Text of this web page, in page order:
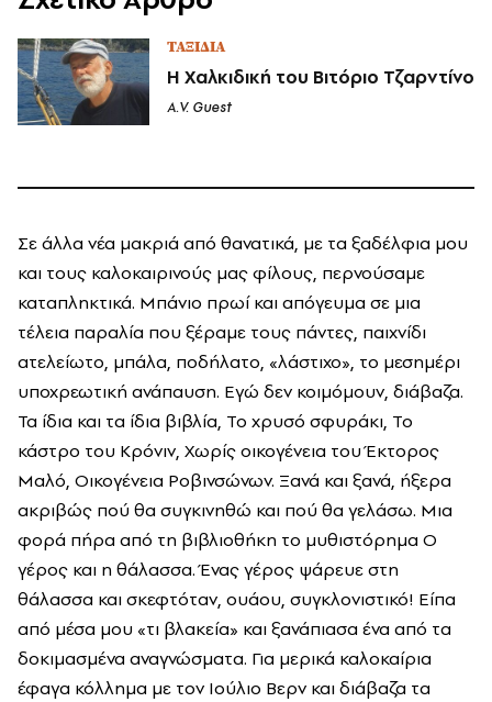
ΤΑΞΙΔΙΑ
Η Χαλκιδική του Βιτόριο Τζαρντίνο
A.V. Guest
Σε άλλα νέα μακριά από θανατικά, με τα ξαδέλφια μου
και τους καλοκαιρινούς μας φίλους, περνούσαμε
καταπληκτικά. Μπάνιο πρωί και απόγευμα σε μια
τέλεια παραλία που ξέραμε τους πάντες, παιχνίδι
ατελείωτο, μπάλα, ποδήλατο, «λάστιχο», το μεσημέρι
υποχρεωτική ανάπαυση. Εγώ δεν κοιμόμουν, διάβαζα.
Τα ίδια και τα ίδια βιβλία, Το χρυσό σφυράκι, Το
κάστρο του Κρόνιν, Χωρίς οικογένεια του Έκτορος
Μαλό, Οικογένεια Ροβινσώνων. Ξανά και ξανά, ήξερα
ακριβώς πού θα συγκινηθώ και πού θα γελάσω. Μια
φορά πήρα από τη βιβλιοθήκη το μυθιστόρημα Ο
γέρος και η θάλασσα. Ένας γέρος ψάρευε στη
θάλασσα και σκεφτόταν, ουάου, συγκλονιστικό! Είπα
από μέσα μου «τι βλακεία» και ξανάπιασα ένα από τα
δοκιμασμένα αναγνώσματα. Για μερικά καλοκαίρια
έφαγα κόλλημα με τον Ιούλιο Βερν και διάβαζα τα